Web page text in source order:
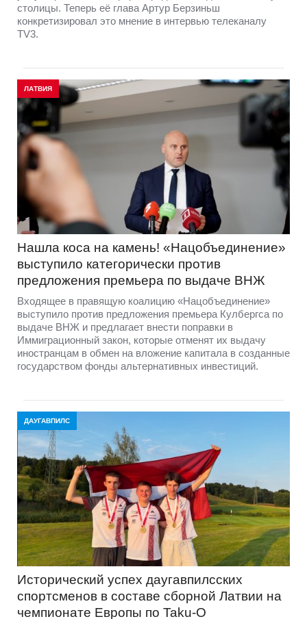
столицы. Теперь её глава Артур Берзиньш
конкретизировал это мнение в интервью телеканалу
TV3.
ЛАТВИЯ
Нашла коса на камень! «Нацобъединение»
выступило категорически против
предложения премьера по выдаче ВНЖ
Входящее в правящую коалицию «Нацобъединение»
выступило против предложения премьера Кулбергса по
выдаче ВНЖ и предлагает внести поправки в
Иммиграционный закон, которые отменят их выдачу
иностранцам в обмен на вложение капитала в созданные
государством фонды альтернативных инвестиций.
ДАУГАВПИЛС
Исторический успех даугавпилсских
спортсменов в составе сборной Латвии на
чемпионате Европы по Taku-O